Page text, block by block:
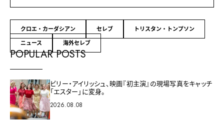
クロエ・カーダシアン セレブ
トリスタン・トンプソン
ニュース
海外セレブ
POPULAR POSTS
ビリー・アイリッシュ、映画『初主演』の現場写真をキャッチ
「エスター」に変身。
2026.08.08